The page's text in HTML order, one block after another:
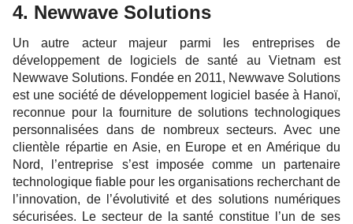
4. Newwave Solutions
Un autre acteur majeur parmi les entreprises de
développement de logiciels de santé au Vietnam est
Newwave Solutions. Fondée en 2011, Newwave Solutions
est une société de développement logiciel basée à Hanoï,
reconnue pour la fourniture de solutions technologiques
personnalisées dans de nombreux secteurs. Avec une
clientèle répartie en Asie, en Europe et en Amérique du
Nord, l’entreprise s’est imposée comme un partenaire
technologique fiable pour les organisations recherchant de
l’innovation, de l’évolutivité et des solutions numériques
sécurisées. Le secteur de la santé constitue l’un de ses